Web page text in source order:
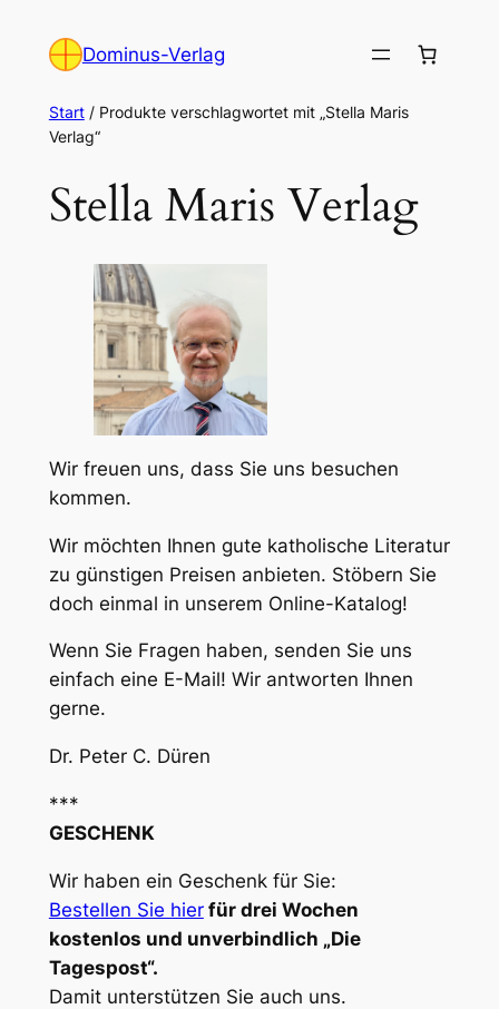
Inhalt
Dominus-Verlag
Start/ Produkte verschlagwortet mit „Stella Maris
Verlag“
Stella Maris Verlag
Wir freuen uns, dass Sie uns besuchen
kommen.
Wir möchten Ihnen gute katholische Literatur
zu günstigen Preisen anbieten. Stöbern Sie
doch einmal in unserem Online-Katalog!
Wenn Sie Fragen haben, senden Sie uns
einfach eine E-Mail! Wir antworten Ihnen
gerne.
Dr. Peter C. Düren
***
GESCHENK
Wir haben ein Geschenk für Sie:
Bestellen Sie hier für drei Wochen
kostenlos und unverbindlich „Die
Tagespost“.
Damit unterstützen Sie auch uns.